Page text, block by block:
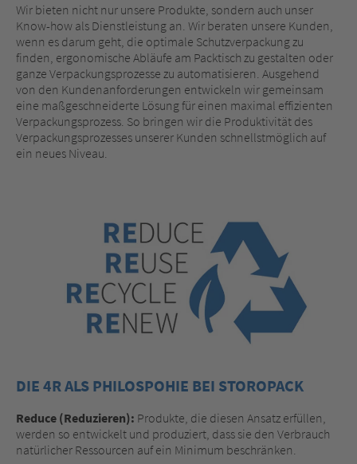
Wir bieten nicht nur unsere Produkte, sondern auch unser
Know-how als Dienstleistung an. Wir beraten unsere Kunden,
wenn es darum geht, die optimale Schutzverpackung zu
finden, ergonomische Abläufe am Packtisch zu gestalten oder
ganze Verpackungsprozesse zu automatisieren. Ausgehend
von den Kundenanforderungen entwickeln wir gemeinsam
eine maßgeschneiderte Lösung für einen maximal effizienten
Verpackungsprozess. So bringen wir die Produktivität des
Verpackungsprozesses unserer Kunden schnellstmöglich auf
ein neues Niveau.
DIE 4R ALS PHILOSPOHIE BEI STOROPACK
Reduce (Reduzieren): Produkte, die diesen Ansatz erfüllen,
werden so entwickelt und produziert, dass sie den Verbrauch
natürlicher Ressourcen auf ein Minimum beschränken.